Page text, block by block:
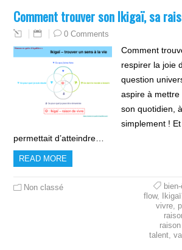
Comment trouver son Ikigaï, sa
0 Comments
Comment
respirer la joie
question
aspire à mettre
son quotidien,
simplement !
permettait d’atteindre…
READ MORE
Non classé
flow, Ikigaï
vivre,
talent,